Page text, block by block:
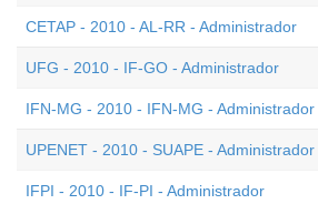
CETAP - 2010 - AL-RR - Administrador
UFG - 2010 - IF-GO - Administrador
IFN-MG - 2010 - IFN-MG - Administrador
UPENET - 2010 - SUAPE - Administrador
IFPI - 2010 - IF-PI - Administrador